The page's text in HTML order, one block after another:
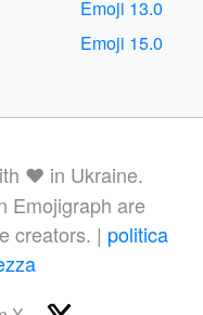
Emoji 13.0
Emoji 15.0
❤️ in Ukraine.
Emojigraph are
creators. | politica